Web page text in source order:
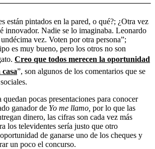
están pintados en la pared, o qué?; ¿Otra vez
innovador. Nadie se lo imaginaba. Leonardo
vez. Voten por otra persona”;
es muy bueno, pero los otros no son
Creo que todos merecen la oportunidad
”, son algunos de los comentarios que se
pocas presentaciones para conocer
ganador de Yo me llamo, por lo que las
dinero, las cifras son cada vez más
los televidentes sería justo que otro
de ganarse uno de los cheques y
un poco el concurso.